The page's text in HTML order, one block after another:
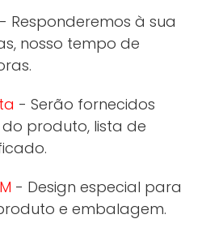
- Responderemos à sua
nosso tempo de
- Serão fornecidos
produto, lista de
- Design especial para
e embalagem.